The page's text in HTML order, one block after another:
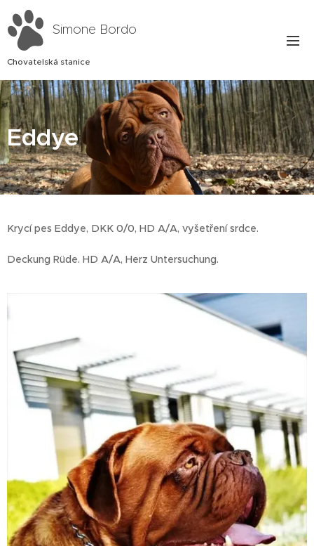
Simone Bordo
Chovatelská stanice
Eddye
Krycí pes Eddye, DKK 0/0, HD A/A, vyšetření srdce.
Deckung Rüde. HD A/A, Herz Untersuchung.